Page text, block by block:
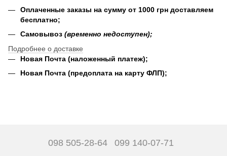
Оплаченные заказы на сумму от 1000 грн доставляем
бесплатно;
Самовывоз (временно недоступен);
Подробнее о доставке
Новая Почта (наложенный платеж);
Новая Почта (предоплата на карту ФЛП);
098 505-28-64 099 140-07-71